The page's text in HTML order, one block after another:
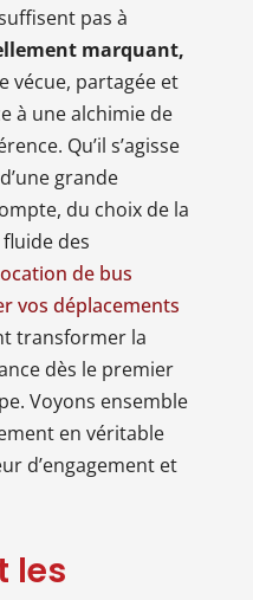
pas à
marquant,
vécue, partagée et
à une alchimie de
Qu’il s’agisse
grande
du choix de la
des
de bus
vos déplacements
transformer la
dès le premier
Voyons ensemble
en véritable
d’engagement et
les